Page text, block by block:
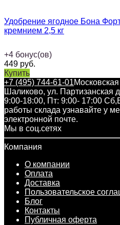
Удобрение ягодное Бона
кремнием 2,5 кг
+4 бонус(ов)
449 руб.
Купить
+7 (495) 744-61-01
Шаликово, ул. Партизанская
9:00-18:00, Пт: 9:00- 17:00
работы склада узнавайте у
электронной почте.
Мы в соц.сетях
Компания
О компании
Оплата
Доставка
Пользовательское
Блог
Контакты
Публичная оферта